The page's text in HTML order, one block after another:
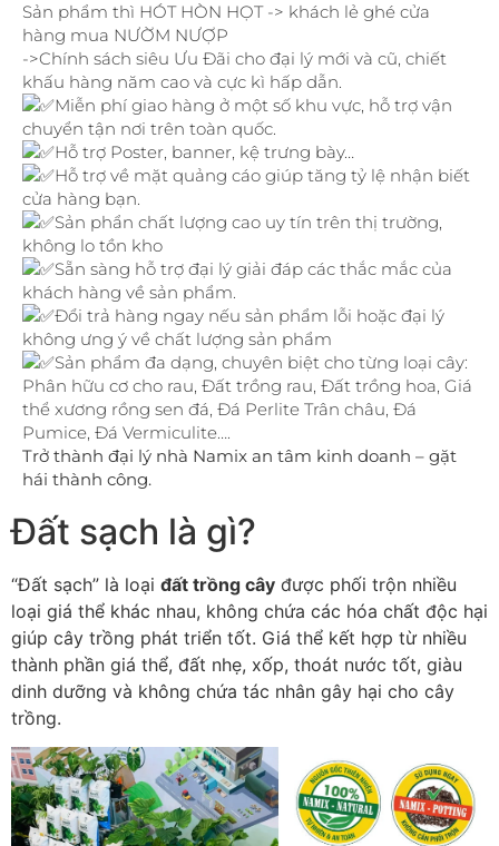
Sản phẩm thì HÓT HÒN HỌT -> khách lẻ ghé cửa
hàng mua NƯỜM NƯỢP
->Chính sách siêu Ưu Đãi cho đại lý mới và cũ, chiết
khấu hàng năm cao và cực kì hấp dẫn.
Miễn phí giao hàng ở một số khu vực, hỗ trợ vận
chuyển tận nơi trên toàn quốc.
Hỗ trợ Poster, banner, kệ trưng bày…
Hỗ trợ về mặt quảng cáo giúp tăng tỷ lệ nhận biết
cửa hàng bạn.
Sản phẩn chất lượng cao uy tín trên thị trường,
không lo tồn kho
Sẵn sàng hỗ trợ đại lý giải đáp các thắc mắc của
khách hàng về sản phẩm.
Đổi trả hàng ngay nếu sản phẩm lỗi hoặc đại lý
không ưng ý về chất lượng sản phẩm
Sản phẩm đa dạng, chuyên biệt cho từng loại cây:
Phân hữu cơ cho rau, Đất trồng rau, Đất trồng hoa, Giá
thể xương rồng sen đá, Đá Perlite Trân châu, Đá
Pumice, Đá Vermiculite….
Trở thành đại lý nhà Namix an tâm kinh doanh – gặt
hái thành công.
Đất sạch là gì?
“Đất sạch” là loại đất trồng cây được phối trộn nhiều
loại giá thể khác nhau, không chứa các hóa chất độc hại
giúp cây trồng phát triển tốt. Giá thể kết hợp từ nhiều
thành phần giá thể, đất nhẹ, xốp, thoát nước tốt, giàu
dinh dưỡng và không chứa tác nhân gây hại cho cây
trồng.